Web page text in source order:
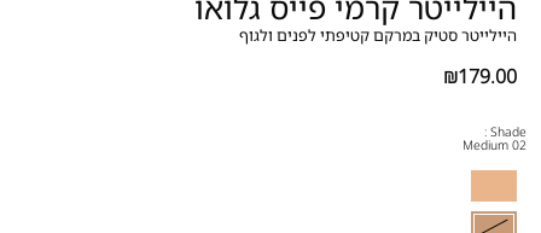
היילייטר סטיק במרקם קטיפתי לפנים ולגוף
₪179.00
Shade :
02 Medium
01